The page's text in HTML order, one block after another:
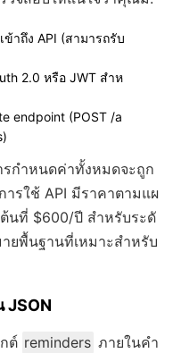
าถึง API (สามารถรับ
2.0 หรือ JWT สำห
endpoint (POST /a
รกำหนดค่าทั้งหมดจะถูก
ารใช้ API มีราคาตามแผ
นที่ $600/ปี สำหรับระดั
ยพื้นฐานที่เหมาะสำหรับ
JSON
ต์ reminders ภายในคำ